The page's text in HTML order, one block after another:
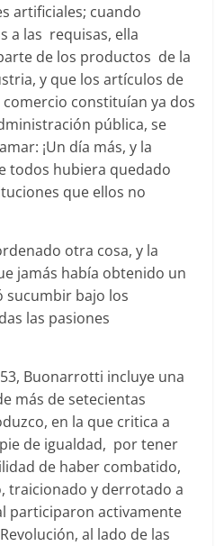
artificiales; cuando
a las requisas, ella
de los productos de la
y que los artículos de
constituían ya dos
pública, se
¡Un día más, y la
todos hubiera quedado
que ellos no
otra cosa, y la
jamás había obtenido un
sucumbir bajo los
las pasiones
Buonarrotti incluye una
más de setecientas
en la que critica a
de igualdad, por tener
de haber combatido,
traicionado y derrotado a
participaron activamente
al lado de las